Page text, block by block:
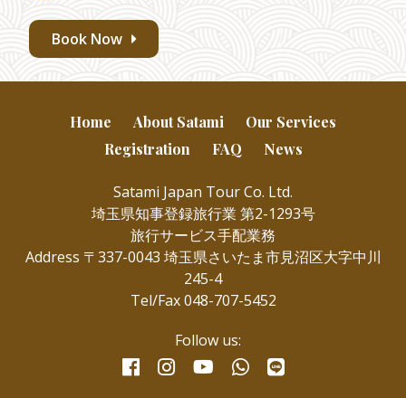
Book Now
Home About Satami
Our Services
Registration
FAQ News
Satami Japan Tour Co. Ltd.
埼玉県知事登録旅行業 第2-1293号
旅行サービス手配業務
Address 〒337-0043 埼玉県さいたま市見沼区大字中川
245-4
Tel/Fax 048-707-5452
Follow us:
facebookinstagramyoutubewhatsapp